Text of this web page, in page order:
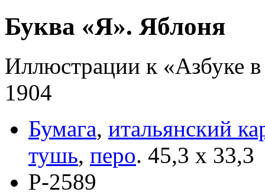
Буква «Я». Яблоня
Иллюстрации к «Азбуке
1904
Бумага, итальянский
тушь, перо. 45,3 x 33,3
Р-2589